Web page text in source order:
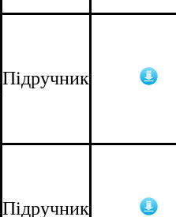
Підручник
Підручник